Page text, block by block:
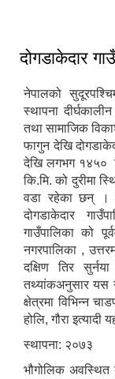
दोगडाकेदार
नेपालको
स्थापना
तथा सामाजिक
फागुन देखि
देखि लगभग १४५०
कि.मि. को दुरीमा
वडा रहेका छन् ।
दोगडाकेदार
गाउँपालिका को
नगरपालिका ,
दक्षिण तिर
तथ्यांकअनुसार यस
क्षेत्रमा विभिन्न
होलि, गौरा इत्यादी
स्थापना: २०७३
भौगोलिक अवस्थित